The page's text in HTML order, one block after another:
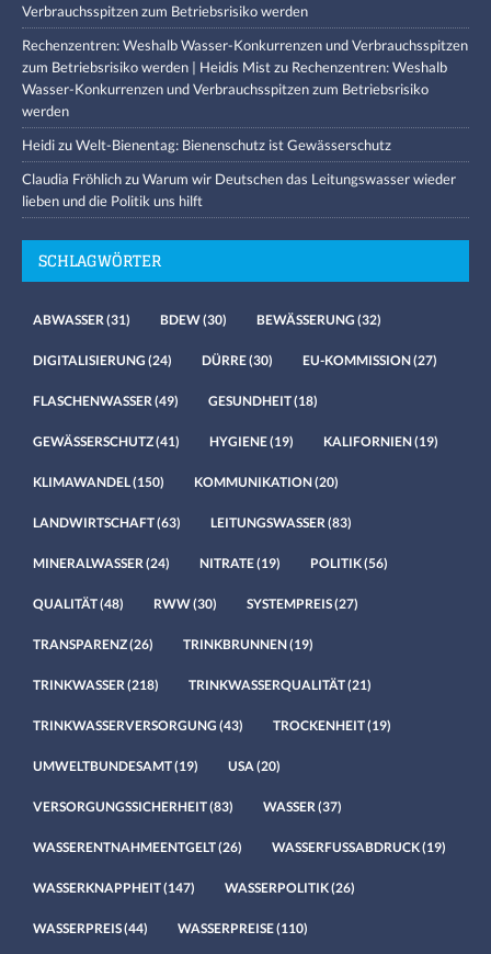
Verbrauchsspitzen zum Betriebsrisiko werden
Rechenzentren: Weshalb Wasser-Konkurrenzen und Verbrauchsspitzen
zum Betriebsrisiko werden | Heidis Mistzu Rechenzentren: Weshalb
Wasser-Konkurrenzen und Verbrauchsspitzen zum Betriebsrisiko
werden
HeidizuWelt-Bienentag: Bienenschutz ist Gewässerschutz
Claudia FröhlichzuWarum wir Deutschen das Leitungswasser wieder
lieben und die Politik uns hilft
SCHLAGWÖRTER
ABWASSER (31) BDEW(30) BEWÄSSERUNG (32)
DIGITALISIERUNG (24) DÜRRE(30) EU-KOMMISSION(27)
FLASCHENWASSER (49) GESUNDHEIT(18)
GEWÄSSERSCHUTZ(41) HYGIENE(19) KALIFORNIEN(19)
KLIMAWANDEL(150) KOMMUNIKATION(20)
LANDWIRTSCHAFT(63) LEITUNGSWASSER (83)
MINERALWASSER (24) NITRATE(19) POLITIK(56)
QUALITÄT(48) RWW(30) SYSTEMPREIS(27)
TRANSPARENZ(26) TRINKBRUNNEN(19)
TRINKWASSER (218) TRINKWASSERQUALITÄT(21)
TRINKWASSERVERSORGUNG (43) TROCKENHEIT(19)
UMWELTBUNDESAMT(19) USA (20)
VERSORGUNGSSICHERHEIT(83) WASSER (37)
WASSERENTNAHMEENTGELT(26) WASSERFUSSABDRUCK(19)
WASSERKNAPPHEIT(147) WASSERPOLITIK(26)
WASSERPREIS(44) WASSERPREISE(110)